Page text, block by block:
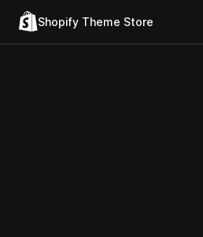
Shopify Theme Store